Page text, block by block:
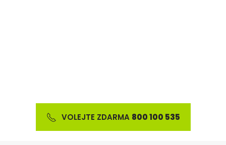
VOLEJTE ZDARMA 800 100 535